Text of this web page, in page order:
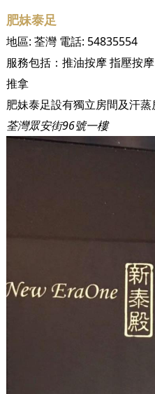
肥妹泰足
地區: 荃灣電話: 54835554
服務包括： 推油按摩指壓按摩
推拿
荃灣眾安街96號一樓